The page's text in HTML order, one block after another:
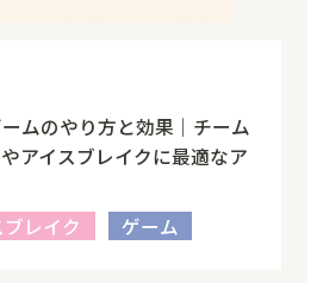
ムのやり方と効果｜チーム
アイスブレイクに最適なア
ブレイク
ゲーム